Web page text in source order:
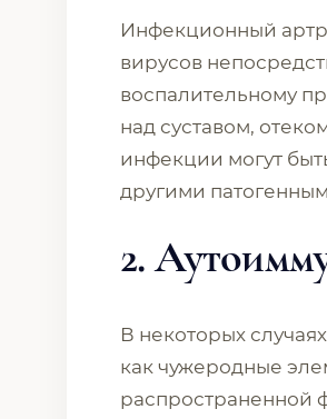
Инфекционный
вирусов
воспалительному
над суставом,
инфекции могут
другими
2.
В некоторых
как чужеродные
распространенной